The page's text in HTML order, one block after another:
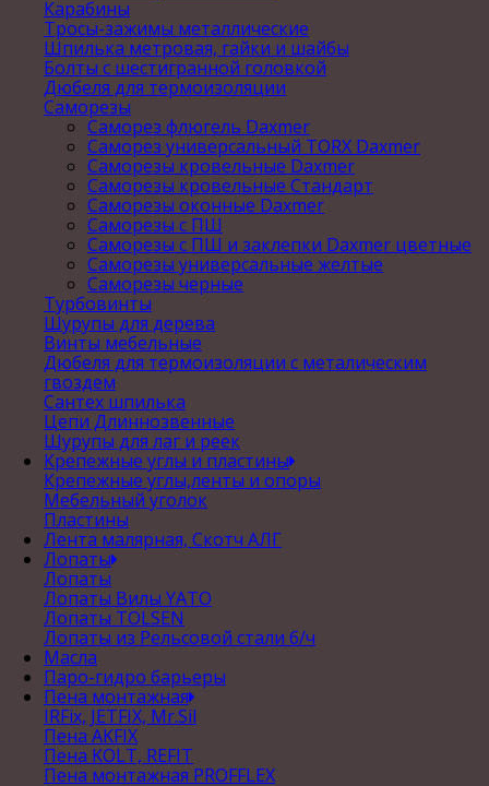
Карабины
Тросы-зажимы металлические
Шпилька метровая, гайки и шайбы
Болты с шестигранной головкой
Дюбеля для термоизоляции
Саморезы
Саморез флюгель Daxmer
Саморез универсальный TORX Daxmer
Саморезы кровельные Daxmer
Саморезы кровельные Стандарт
Саморезы оконные Daxmer
Саморезы с ПШ
Саморезы с ПШ и заклепки Daxmer цветные
Саморезы универсальные желтые
Саморезы черные
Турбовинты
Шурупы для дерева
Винты мебельные
Дюбеля для термоизоляции с металическим
гвоздем
Сантех шпилька
Цепи Длиннозвенные
Шурупы для лаг и реек
Крепежные углы и пластины
Крепежные углы,ленты и опоры
Мебельный уголок
Пластины
Лента малярная, Скотч АЛГ
Лопаты
Лопаты
Лопаты Вилы YATO
Лопаты TOLSEN
Лопаты из Рельсовой стали б/ч
Масла
Паро-гидро барьеры
Пена монтажная
IRFix, JETFIX, Mr.Sil
Пена AKFIX
Пена KOLT, REFIT
Пена монтажная PROFFLEX